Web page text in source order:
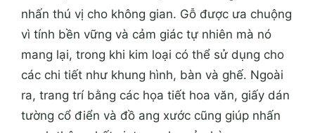
nhấn thú vị cho không gian. Gỗ được ưa chuộng
vì tính bền vững và cảm giác tự nhiên mà nó
mang lại, trong khi kim loại có thể sử dụng cho
các chi tiết như khung hình, bàn và ghế. Ngoài
ra, trang trí bằng các họa tiết hoa văn, giấy dán
tường cổ điển và đồ ang xước cũng giúp nhấn